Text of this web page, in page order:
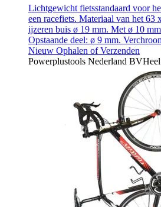
Lichtgewicht fietsstandaard voor
een racefiets. Materiaal van het 63
ijzeren buis ø 19 mm. Met ø 10
Opstaande deel: ø 9 mm.
Nieuw Ophalen of Verzenden
Powerplustools Nederland BV